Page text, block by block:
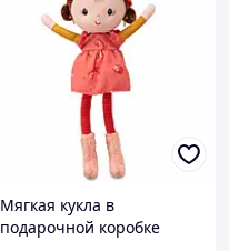
Мягкая кукла в
подарочной коробке